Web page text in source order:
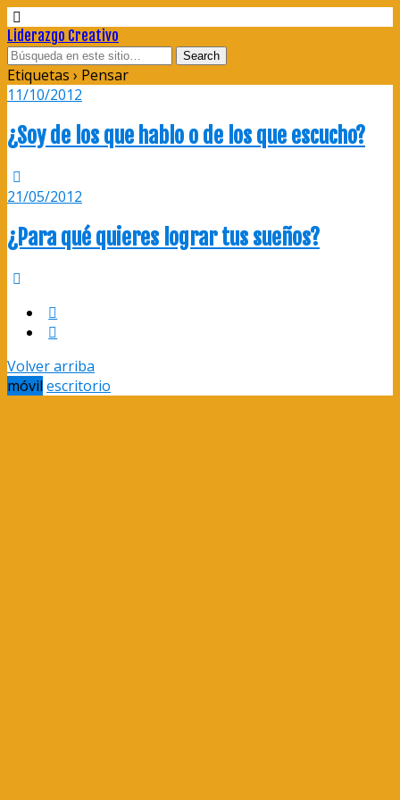
Liderazgo Creativo
Etiquetas › Pensar
11/10/2012
¿Soy de los que hablo o de los que escucho?
21/05/2012
¿Para qué quieres lograr tus sueños?
Volver arriba
móvil escritorio